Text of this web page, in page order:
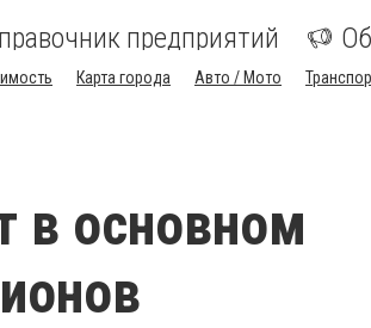
предприятий
Карта города Авто / Мото
в основном